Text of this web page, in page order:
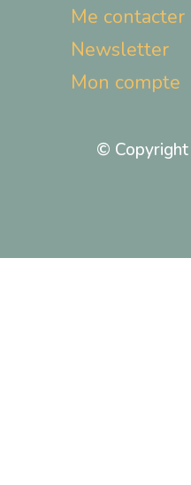
Me contacter
Newsletter
Mon compte
©